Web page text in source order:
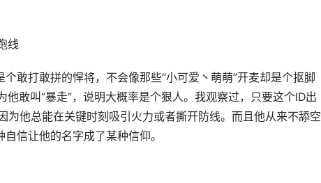
线
敢打敢拼的悍将，不会像那些“小可爱丶萌萌”开麦却是个抠脚
敢叫“暴走”，说明大概率是个狠人。我观察过，只要这个ID出
他总能在关键时刻吸引火力或者撕开防线。而且他从来不舔空
信让他的名字成了某种信仰。